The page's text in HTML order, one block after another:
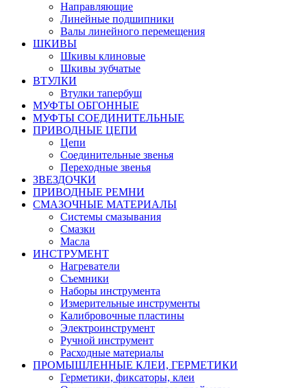
Направляющие
Линейные подшипники
Валы линейного перемещения
ШКИВЫ
Шкивы клиновые
Шкивы зубчатые
ВТУЛКИ
Втулки тапербуш
МУФТЫ ОБГОННЫЕ
МУФТЫ СОЕДИНИТЕЛЬНЫЕ
ПРИВОДНЫЕ ЦЕПИ
Цепи
Соединительные звенья
Переходные звенья
ЗВЕЗДОЧКИ
ПРИВОДНЫЕ РЕМНИ
СМАЗОЧНЫЕ МАТЕРИАЛЫ
Системы смазывания
Смазки
Масла
ИНСТРУМЕНТ
Нагреватели
Съемники
Наборы инструмента
Измерительные инструменты
Калибровочные пластины
Электроинструмент
Ручной инструмент
Расходные материалы
ПРОМЫШЛЕННЫЕ КЛЕИ, ГЕРМЕТИКИ
Герметики, фиксаторы, клеи